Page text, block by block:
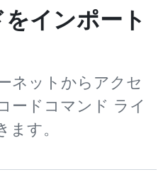
インポート
ネットからアクセ
ードコマンド ライ
ます。